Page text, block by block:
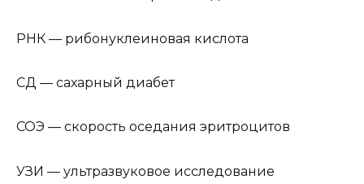
РНК — рибонуклеиновая кислота
СД — сахарный диабет
СОЭ — скорость оседания эритроцитов
УЗИ — ультразвуковое исследование